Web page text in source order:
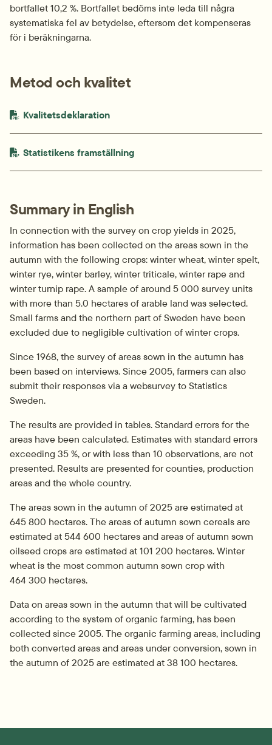
bortfallet 10,2 %. Bortfallet bedöms inte leda till några
systematiska fel av betydelse, eftersom det kompenseras
för i beräkningarna.
Metod och kvalitet
PDF-fil.
Kvalitetsdeklarationpdf, 798.6 kB.
PDF-fil.
Statistikens framställningpdf, 279.4 kB.
Summary in English
In connection with the survey on crop yields in 2025,
information has been collected on the areas sown in the
autumn with the following crops: winter wheat, winter spelt,
winter rye, winter barley, winter triticale, winter rape and
winter turnip rape. A sample of around 5 000 survey units
with more than 5.0 hectares of arable land was selected.
Small farms and the northern part of Sweden have been
excluded due to negligible cultivation of winter crops.
Since 1968, the survey of areas sown in the autumn has
been based on interviews. Since 2005, farmers can also
submit their responses via a websurvey to Statistics
Sweden.
The results are provided in tables. Standard errors for the
areas have been calculated. Estimates with standard errors
exceeding 35 %, or with less than 10 observations, are not
presented. Results are presented for counties, production
areas and the whole country.
The areas sown in the autumn of 2025 are estimated at
645 800 hectares. The areas of autumn sown cereals are
estimated at 544 600 hectares and areas of autumn sown
oilseed crops are estimated at 101 200 hectares. Winter
wheat is the most common autumn sown crop with
464 300 hectares.
Data on areas sown in the autumn that will be cultivated
according to the system of organic farming, has been
collected since 2005. The organic farming areas, including
both converted areas and areas under conversion, sown in
the autumn of 2025 are estimated at 38 100 hectares.